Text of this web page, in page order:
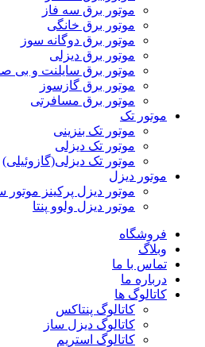
موتور برق سه فاز
موتور برق خانگی
موتور برق دوگانه سوز
موتور برق دیزلی
موتور برق سایلنت و بی
موتور برق گازسوز
موتور برق مسافرتی
موتور تک
موتور تک بنزینی
موتور تک دیزلی
موتور تک دیزلی(گازوئیلی)
موتور دیزل
موتور دیزل پرکینز موتور
موتور دیزل ولوو پنتا
فروشگاه
وبلاگ
تماس با ما
درباره ما
کاتالوگ ها
کاتالوگ پنتاکس
کاتالوگ دیزل ساز
کاتالوگ استریم